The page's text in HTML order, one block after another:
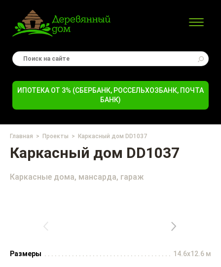
ИПОТЕКА ОТ 3% (СБЕРБАНК, РОССЕЛЬХОЗБАНК, ПОЧТА
БАНК)
Главная Проекты Каркасный дом DD1037
Каркасный дом DD1037
Каркасные дома, мансарда, гараж
Размеры 14.6x12.6 м